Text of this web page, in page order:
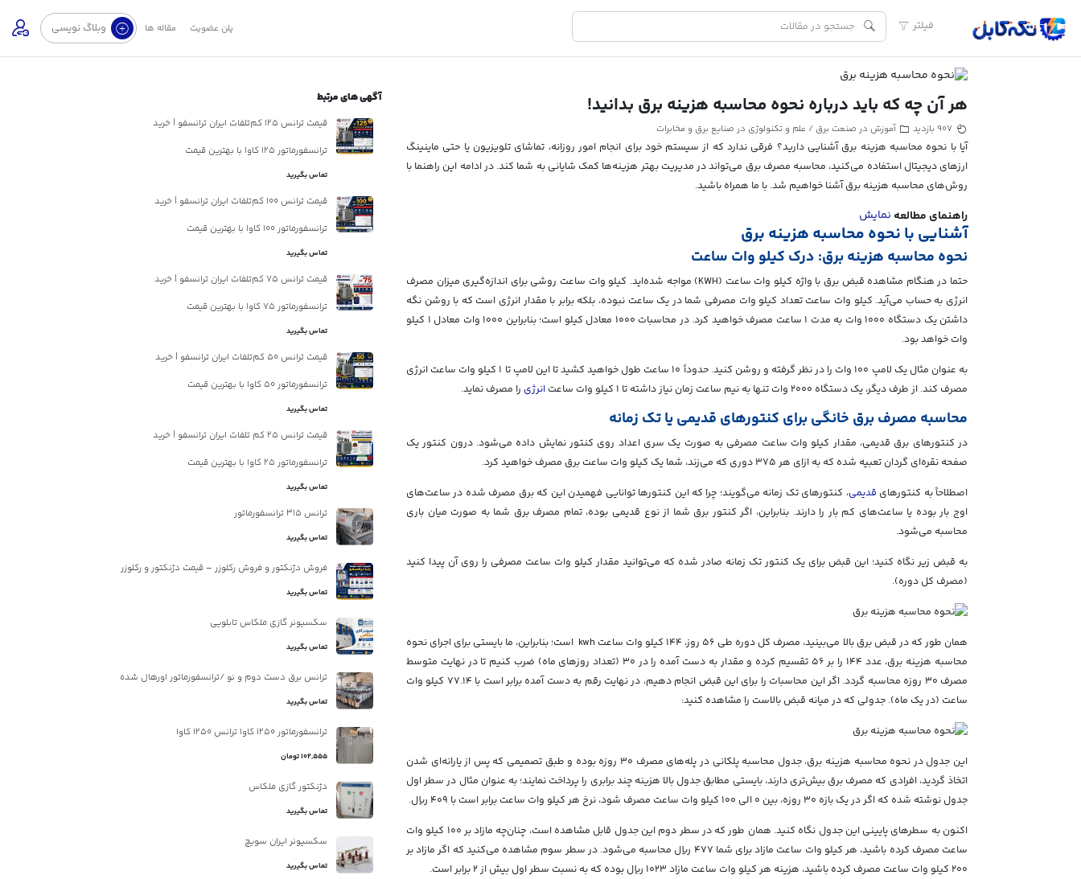
فیلتر پلن عضویت مقاله ها وبلاگ نویسی
هر آن چه که باید درباره نحوه محاسبه هزینه برق بدانید!
آموزش در صنعت برق / علم و تکنولوژی در صنایع برق و مخابرات
آیا با نحوه محاسبه هزینه برق آشنایی دارید؟ فرقی ندارد که از سیستم خود برای انجام امور روزانه، تماشای تلویزیون یا حتی ماینینگ
ارزهای دیجیتال استفاده می‌کنید، محاسبه مصرف برق می‌تواند در مدیریت بهتر هزینه‌ها کمک شایانی به شما کند. در ادامه این راهنما با
روش‌های محاسبه هزینه برق آشنا خواهیم شد. با ما همراه باشید.
راهنمای مطالعه نمایش
آشنایی با نحوه محاسبه هزینه برق
نحوه محاسبه هزینه برق: درک کیلو وات ساعت
حتما در هنگام مشاهده قبض برق با واژه کیلو وات ساعت (KWH) مواجه شده‌اید. کیلو وات ساعت روشی برای اندازه‌گیری میزان مصرف
انرژی به حساب می‌آید. کیلو وات ساعت تعداد کیلو وات مصرفی شما در یک ساعت نبوده، بلکه برابر با مقدار انرژی است که با روشن نگه
داشتن یک دستگاه ۱۰۰۰ وات به مدت ۱ ساعت مصرف خواهید کرد. در محاسبات ۱۰۰۰ معادل کیلو است؛ بنابراین ۱۰۰۰ وات معادل ۱ کیلو
وات خواهد بود.
به عنوان مثال یک لامپ ۱۰۰ وات را در نظر گرفته و روشن کنید. حدوداً ۱۰ ساعت طول خواهید کشید تا این لامپ تا ۱ کیلو وات ساعت انرژی
مصرف کند. از طرف دیگر، یک دستگاه ۲۰۰۰ وات تنها به نیم ساعت زمان نیاز داشته تا ۱ کیلو وات ساعت
انرژی را مصرف نماید.
محاسبه مصرف برق خانگی برای کنتورهای قدیمی یا تک زمانه
در کنتورهای برق قدیمی، مقدار کیلو وات ساعت مصرفی به صورت یک سری اعداد روی کنتور نمایش داده می‌شود. درون کنتور یک
صفحه نقره‌ای گردان تعبیه شده که به ازای هر ۳۷۵ دوری که می‌زند، شما یک کیلو وات ساعت برق مصرف خواهید کرد.
اصطلاحاً به کنتورهای قدیمی، کنتورهای تک زمانه می‌گویند؛ چرا که این کنتورها توانایی فهمیدن این که برق مصرف شده در ساعت‌های
اوج بار بوده یا ساعت‌های کم بار را دارند. بنابراین، اگر کنتور برق شما از نوع قدیمی بوده، تمام مصرف برق شما به صورت میان باری
محاسبه می‌شود.
به قبض زیر نگاه کنید؛ این قبض برای یک کنتور تک زمانه صادر شده که می‌توانید مقدار کیلو وات ساعت مصرفی را روی آن پیدا کنید
(مصرف کل دوره).
همان طور که در قبض برق بالا می‌بینید، مصرف کل دوره طی ۵۶ روز، ۱۴۴ کیلو وات ساعت kwh است؛ بنابراین، ما بایستی برای اجرای نحوه
محاسبه هزینه برق، عدد ۱۴۴ را بر ۵۶ تقسیم کرده و مقدار به دست آمده را در ۳۰ (تعداد روزهای ماه) ضرب کنیم تا در نهایت متوسط
مصرف ۳۰ روزه محاسبه گردد. اگر این محاسبات را برای این قبض انجام دهیم، در نهایت رقم به دست آمده برابر است با ۷۷.۱۴ کیلو وات
ساعت (در یک ماه). جدولی که در میانه قبض بالاست را مشاهده کنید:
این جدول در نحوه محاسبه هزینه برق، جدول محاسبه پلکانی در پله‌های مصرف ۳۰ روزه بوده و طبق تصمیمی که پس از یارانه‌ای شدن
اتخاذ گردید، افرادی که مصرف برق بیش‌تری دارند، بایستی مطابق جدول بالا هزینه چند برابری را پرداخت نمایند؛ به عنوان مثال در سطر اول
جدول نوشته شده که اگر در یک بازه ۳۰ روزه، بین ۰ الی ۱۰۰ کیلو وات ساعت مصرف شود، نرخ هر کیلو وات ساعت برابر است با ۴۰۹ ریال.
اکنون به سطرهای پایینی این جدول نگاه کنید. همان طور که در سطر دوم این جدول قابل مشاهده است، چنان‌چه مازاد بر ۱۰۰ کیلو وات
ساعت مصرف کرده باشید، هر کیلو وات ساعت مازاد برای شما ۴۷۷ ریال محاسبه می‌شود. در سطر سوم مشاهده می‌کنید که اگر مازاد بر
۲۰۰ کیلو وات ساعت مصرف کرده باشید، هزینه هر کیلو وات ساعت مازاد ۱۰۲۳ ریال بوده که به نسبت سطر اول بیش از ۲ برابر است.
آگهی های مرتبط
قیمت ترانس 125 کم‌تلفات ایران ترانسفو | خرید
ترانسفورماتور 125 کاوا با بهترین قیمت
تماس بگیرید
قیمت ترانس 100 کم‌تلفات ایران ترانسفو | خرید
ترانسفورماتور 100 کاوا با بهترین قیمت
تماس بگیرید
قیمت ترانس 75 کم‌تلفات ایران ترانسفو | خرید
ترانسفورماتور 75 کاوا با بهترین قیمت
تماس بگیرید
قیمت ترانس 50 کم‌تلفات ایران ترانسفو | خرید
ترانسفورماتور 50 کاوا با بهترین قیمت
تماس بگیرید
قیمت ترانس 25 کم تلفات ایران ترانسفو | خرید
ترانسفورماتور 25 کاوا با بهترین قیمت
تماس بگیرید
ترانس 315 ترانسفورماتور
تماس بگیرید
فروش دژنکتور و فروش رکلوزر – قیمت دژنکتور و رکلوزر
تماس بگیرید
سکسیونر گازی ملکاس تابلویی
تماس بگیرید
ترانس برق دست دوم و نو /ترانسفورماتور اورهال شده
تماس بگیرید
ترانسفورماتور 1250 کاوا ترانس 1250 کاوا
102,555 تومان
دژنکتور گازی ملکاس
تماس بگیرید
سکسیونر ایران سویچ
تماس بگیرید